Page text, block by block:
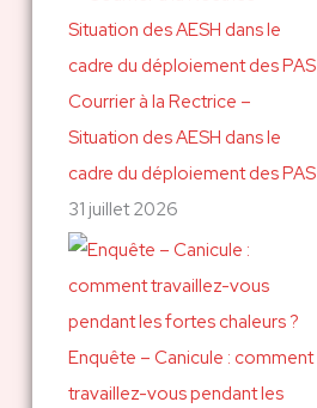
c
h
e
r
:
Courrier à la Rectrice –
Situation des AESH dans le
cadre du déploiement des PAS
31 juillet 2026
Enquête – Canicule : comment
travaillez-vous pendant les